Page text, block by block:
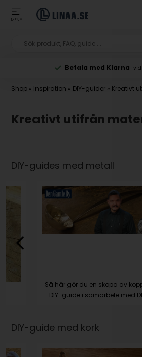
MENY
Beställ före kl. 12
Shop » Inspiration » DIY-guider » Kreativt
Kreativt utifrån
DIY-guides med metall
Så här gör du en skopa av
DIY-guide i samarbete med
DIY-guide med kork